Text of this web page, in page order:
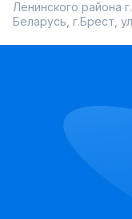
Ленинского района
Беларусь, г.Брест,